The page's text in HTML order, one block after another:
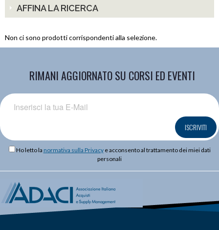
AFFINA LA RICERCA
Non ci sono prodotti corrispondenti alla selezione.
RIMANI AGGIORNATO SU CORSI ED EVENTI
ISCRIVITI
Ho letto la normativa sulla Privacye acconsento al trattamento dei miei dati
personali